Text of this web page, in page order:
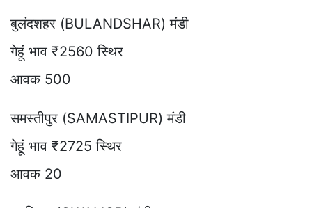
बुलंदशहर (BULANDSHAR) मंडी
गेहूं भाव ₹2560 स्थिर
आवक 500
समस्तीपुर (SAMASTIPUR) मंडी
गेहूं भाव ₹2725 स्थिर
आवक 20